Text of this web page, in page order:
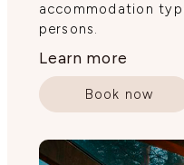
accommodation
persons.
Learn more
Book now